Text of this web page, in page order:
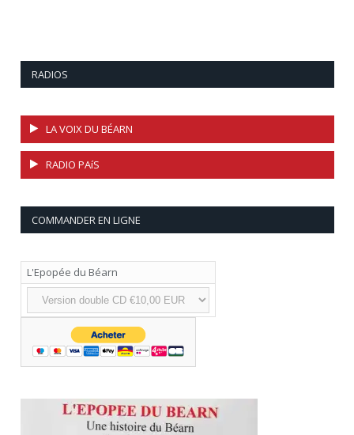
RADIOS
LA VOIX DU BÉARN
RADIO PAíS
COMMANDER EN LIGNE
L'Epopée du Béarn